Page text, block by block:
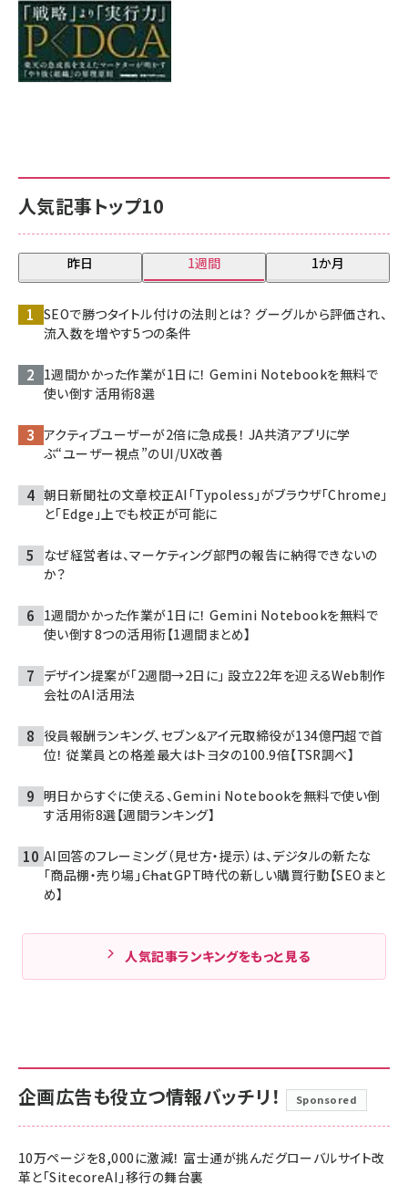
人気記事トップ10
昨日 1週間 1か月
SEOで勝つタイトル付けの法則とは？ グーグルから評価され、
流入数を増やす5つの条件
1週間かかった作業が1日に！ Gemini Notebookを無料で
使い倒す活用術8選
アクティブユーザーが2倍に急成長！ JA共済アプリに学
ぶ“ユーザー視点”のUI/UX改善
朝日新聞社の文章校正AI「Typoless」がブラウザ「Chrome」
と「Edge」上でも校正が可能に
なぜ経営者は、マーケティング部門の報告に納得できないの
か？
1週間かかった作業が1日に！ Gemini Notebookを無料で
使い倒す8つの活用術【1週間まとめ】
デザイン提案が「2週間→2日に」 設立22年を迎えるWeb制作
会社のAI活用法
役員報酬ランキング、セブン＆アイ元取締役が134億円超で首
位！ 従業員との格差最大はトヨタの100.9倍【TSR調べ】
明日からすぐに使える、Gemini Notebookを無料で使い倒
す活用術8選【週間ランキング】
AI回答のフレーミング（見せ方・提示）は、デジタルの新たな
「商品棚・売り場」――ChatGPT時代の新しい購買行動【SEOまと
め】
人気記事ランキングをもっと見る
企画広告も役立つ情報バッチリ！ Sponsored
10万ページを8,000に激減！ 富士通が挑んだグローバルサイト改
革と「SitecoreAI」移行の舞台裏